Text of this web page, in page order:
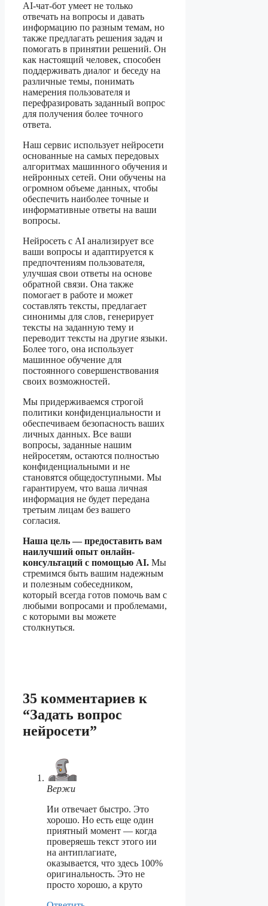
AI-чат-бот умеет не только
отвечать на вопросы и давать
информацию по разным темам, но
также предлагать решения задач и
помогать в принятии решений. Он
как настоящий человек, способен
поддерживать диалог и беседу на
различные темы, понимать
намерения пользователя и
перефразировать заданный вопрос
для получения более точного
ответа.
Наш сервис использует нейросети
основанные на самых передовых
алгоритмах машинного обучения и
нейронных сетей. Они обучены на
огромном объеме данных, чтобы
обеспечить наиболее точные и
информативные ответы на ваши
вопросы.
Нейросеть с AI анализирует все
ваши вопросы и адаптируется к
предпочтениям пользователя,
улучшая свои ответы на основе
обратной связи. Она также
помогает в работе и может
составлять тексты, предлагает
синонимы для слов, генерирует
тексты на заданную тему и
переводит тексты на другие языки.
Более того, она использует
машинное обучение для
постоянного совершенствования
своих возможностей.
Мы придерживаемся строгой
политики конфиденциальности и
обеспечиваем безопасность ваших
личных данных. Все ваши
вопросы, заданные нашим
нейросетям, остаются полностью
конфиденциальными и не
становятся общедоступными. Мы
гарантируем, что ваша личная
информация не будет передана
третьим лицам без вашего
согласия.
Наша цель — предоставить вам
наилучший опыт онлайн-
консультаций с помощью AI. Мы
стремимся быть вашим надежным
и полезным собеседником,
который всегда готов помочь вам с
любыми вопросами и проблемами,
с которыми вы можете
столкнуться.
35 комментариев к
“Задать вопрос
нейросети”
Вержи
Ии отвечает быстро. Это
хорошо. Но есть еще один
приятный момент — когда
проверяешь текст этого ии
на антиплагиате,
оказывается, что здесь 100%
оригинальность. Это не
просто хорошо, а круто